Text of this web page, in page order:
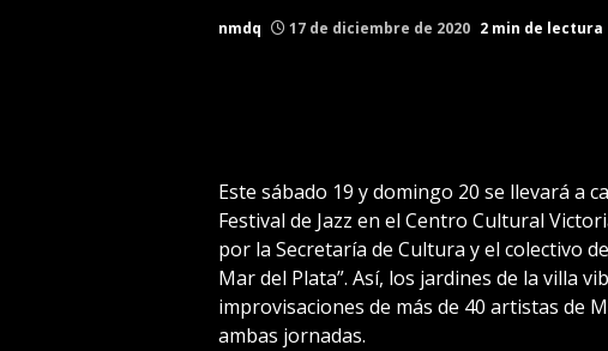
nmdq 17 de diciembre de 2020 2 min de lectura
Este sábado 19 y domingo 20 se llevará a
Festival de Jazz en el Centro Cultural
por la Secretaría de Cultura y el colectivo
Mar del Plata”. Así, los jardines de la villa
improvisaciones de más de 40 artistas de
ambas jornadas.